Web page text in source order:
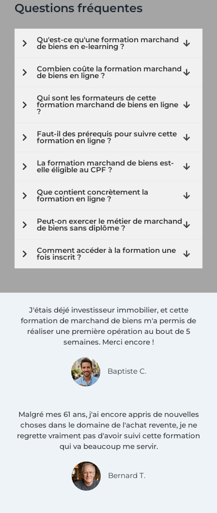
Questions fréquentes
Qu'est-ce qu'une formation marchand
de biens en e-learning ?
Combien coûte la formation marchand
de biens en ligne ?
Qui sont les formateurs de cette
formation marchand de biens en ligne
?
Faut-il des prérequis pour suivre cette
formation en ligne ?
La formation marchand de biens est-
elle éligible au CPF ?
Que contient concrètement la
formation en ligne ?
Peut-on exercer le métier de marchand
de biens sans diplôme ?
Comment accéder à la formation une
fois inscrit ?
J'étais déjé investisseur immobilier, et cette
formation de marchand de biens m'a permis de
réaliser une première opération au bout de 5
semaines. Merci encore !
Baptiste C.
Malgré mes 61 ans, j'ai encore appris de nouvelles
choses dans le domaine de l'achat revente, je ne
regrette vraiment pas d'avoir suivi cette formation
qui va beaucoup me servir.
Bernard T.